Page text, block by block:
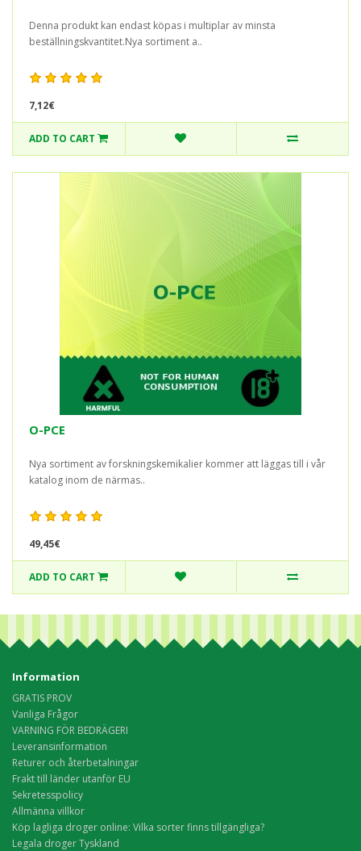
Denna produkt kan endast köpas i multiplar av minsta
beställningskvantitet.Nya sortiment a..
7,12€
ADD TO CART
O-PCE
Nya sortiment av forskningskemikalier kommer att läggas till i vår
katalog inom de närmas..
49,45€
ADD TO CART
Information
GRATIS PROV
Vanliga Frågor
VARNING FÖR BEDRÄGERI
Leveransinformation
Returer och återbetalningar
Frakt till länder utanför EU
Sekretesspolicy
Allmänna villkor
Köp lagliga droger online: Vilka sorter finns tillgängliga?
Legala droger Tyskland